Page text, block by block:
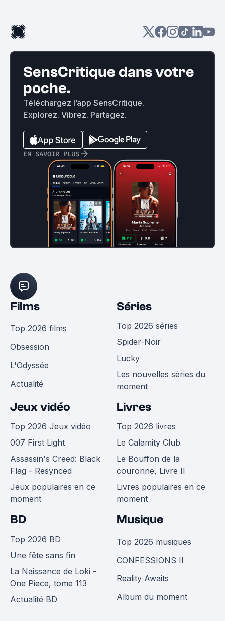
SensCritique dans votre
poche.
Téléchargez l’app SensCritique.
Explorez. Vibrez. Partagez.
EN SAVOIR PLUS
Films
Top 2026 films
Obsession
L'Odyssée
Actualité
Séries
Top 2026 séries
Spider-Noir
Lucky
Les nouvelles séries du
moment
Jeux vidéo
Top 2026 Jeux vidéo
007 First Light
Assassin's Creed: Black
Flag - Resynced
Jeux populaires en ce
moment
Livres
Top 2026 livres
Le Calamity Club
Le Bouffon de la
couronne, Livre II
Livres populaires en ce
moment
BD
Top 2026 BD
Une fête sans fin
La Naissance de Loki -
One Piece, tome 113
Actualité BD
Musique
Top 2026 musiques
CONFESSIONS II
Reality Awaits
Album du moment